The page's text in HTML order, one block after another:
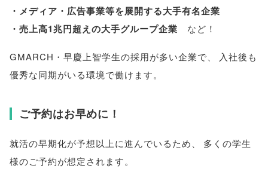
・メディア・広告事業等を展開する大手有名企業
・売上高1兆円超えの大手グループ企業 など！
GMARCH・早慶上智学生の採用が多い企業で
入社後も
優秀な同期がいる環境で働けます。
ご予約はお早めに！
就活の早期化が予想以上に進んでいるため、
多くの学生
様のご予約が想定されます。